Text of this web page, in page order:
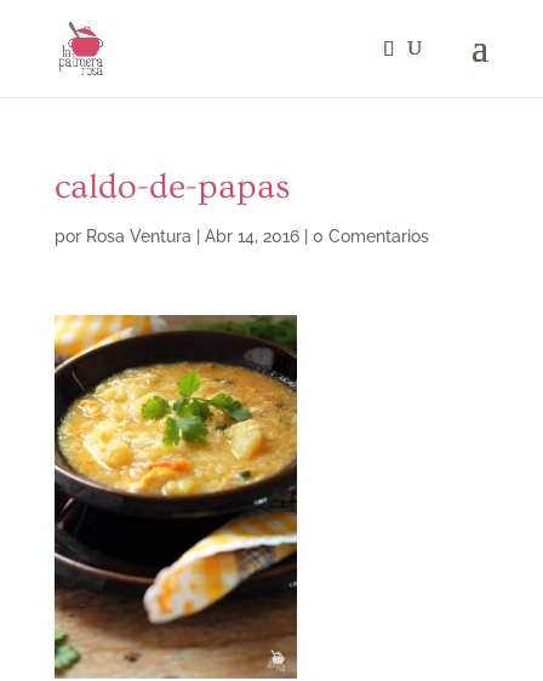
caldo-de-papas
por Rosa Ventura Abr 14, 2016| 0 Comentarios